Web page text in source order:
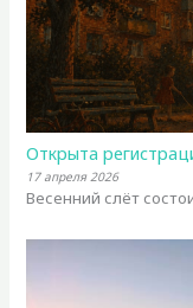
Открыта
17 апреля 2026
Весенний слёт